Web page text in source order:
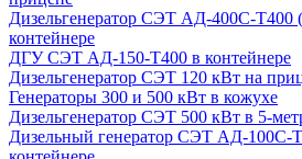
Дизельгенератор СЭТ АД-400С-Т400
контейнере
ДГУ СЭТ АД-150-Т400 в контейнере
Дизельгенератор СЭТ 120 кВт на
Генераторы 300 и 500 кВт в кожухе
Дизельгенератор СЭТ 500 кВт в 5-
Дизельный генератор СЭТ АД-100С-